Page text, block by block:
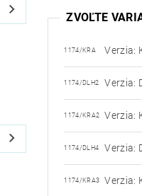
ZVOĽTE
1174/KRA Verzia:
1174/DLH2 Verzia:
1174/KRA2 Verzia:
1174/DLH4 Verzia:
1174/KRA3 Verzia: